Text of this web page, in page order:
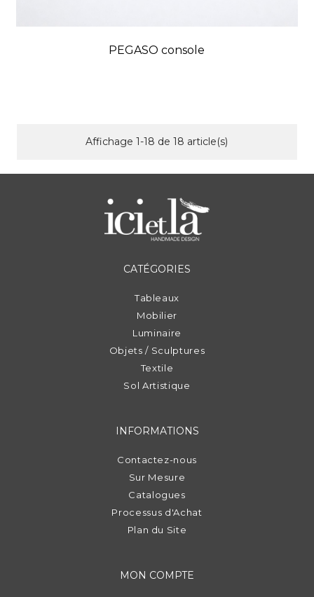
PEGASO console
Affichage 1-18 de 18 article(s)
CATÉGORIES
Tableaux
Mobilier
Luminaire
Objets / Sculptures
Textile
Sol Artistique
INFORMATIONS
Contactez-nous
Sur Mesure
Catalogues
Processus d'Achat
Plan du Site
MON COMPTE